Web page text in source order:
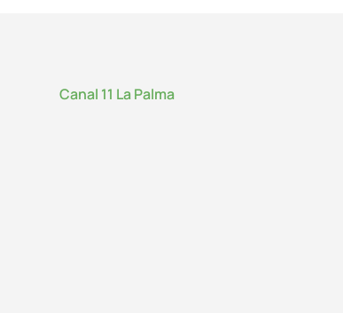
Canal 11 La Palma